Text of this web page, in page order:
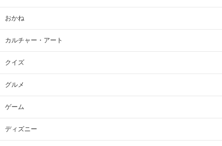
おかね
カルチャー・アート
クイズ
グルメ
ゲーム
ディズニー